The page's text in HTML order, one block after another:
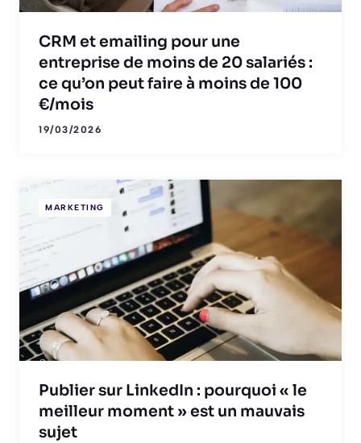
CRM et emailing pour une
entreprise de moins de 20 salariés :
ce qu’on peut faire à moins de 100
€/mois
19/03/2026
MARKETING
Publier sur LinkedIn : pourquoi « le
meilleur moment » est un mauvais
sujet